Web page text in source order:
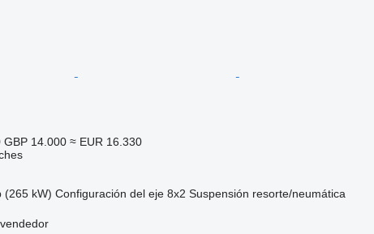
GBP 14.000 ≈ EUR 16.330
(265 kW) Configuración del eje 8x2 Suspensión resorte/neumática